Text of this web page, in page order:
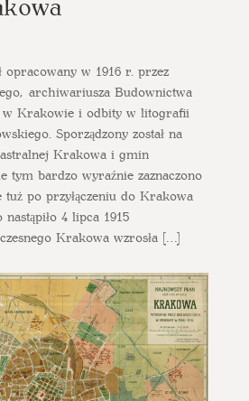
opracowany w 1916 r. przez
archiwariusza Budownictwa
w Krakowie i odbity w litografii
Sporządzony został na
Krakowa i gmin
tym bardzo wyraźnie zaznaczono
tuż po przyłączeniu do Krakowa
4 lipca 1915
Krakowa wzrosła […]